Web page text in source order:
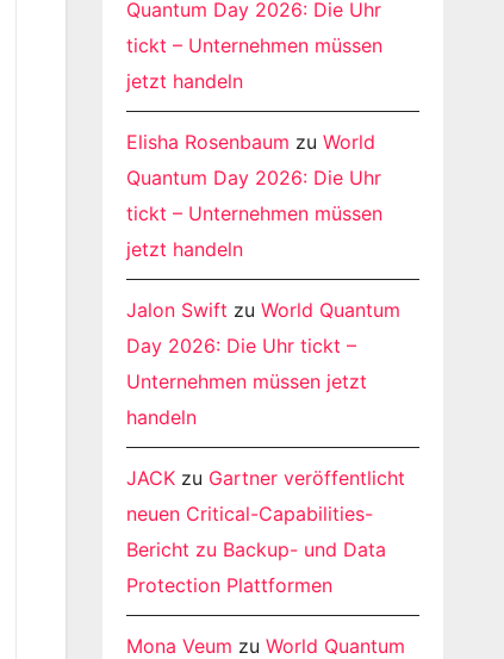
Quantum Day 2026: Die Uhr
tickt – Unternehmen müssen
jetzt handeln
Elisha Rosenbaum zu World
Quantum Day 2026: Die Uhr
tickt – Unternehmen müssen
jetzt handeln
Jalon Swift zu World Quantum
Day 2026: Die Uhr tickt –
Unternehmen müssen jetzt
handeln
JACKzu Gartner veröffentlicht
neuen Critical-Capabilities-
Bericht zu Backup- und Data
Protection Plattformen
Mona Veum zu World Quantum